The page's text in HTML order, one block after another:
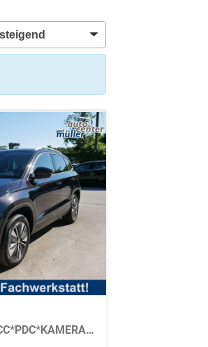
Selection 1.5 TSI DSG*ACC*PDC*KAMERA*TEMPOMAT*LED*SMARTLINK*KLIMA*RADIO*17-ZOLL